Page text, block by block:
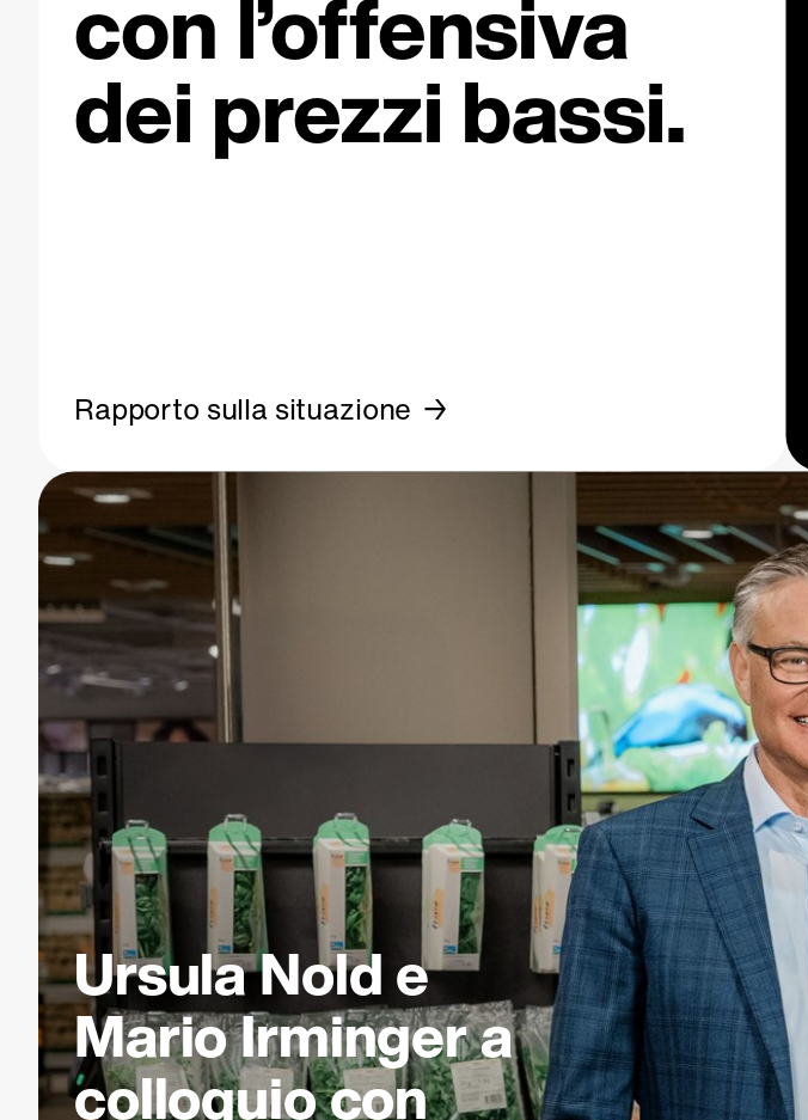
con l’offensiva
dei prezzi bassi.
Rapporto sulla situazione
Ursula Nold e
Mario Irminger a
colloquio con